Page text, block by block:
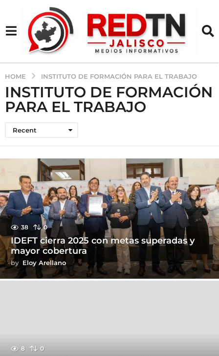
HOME INSTITUTO DE FORMACIÓN PARA EL TRABAJO
INSTITUTO DE FORMACIÓN
PARA EL TRABAJO
Recent
38 0
IDEFT cierra 2025 con metas superadas y
mayor cobertura
by Eloy Arellano
8 0